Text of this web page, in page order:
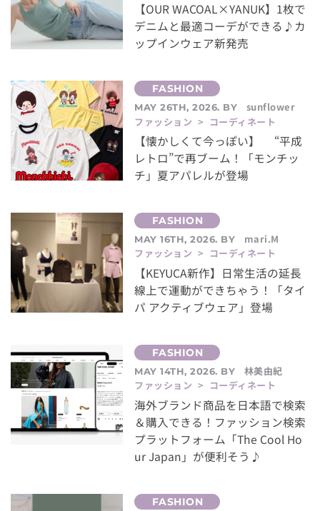
【OUR WACOAL×YANUK】1枚で
デニムと最適コーデができる♪カ
ップインウェア新発売
MAY 26TH, 2026. BY
sunflower
ファッション > コーディネート
【懐かしくて今っぽい】 “平成
レトロ”で再ブーム！「モンチッ
チ」夏アパレルが登場
MAY 16TH, 2026. BY
mari.M
ファッション > コーディネート
【KEYUCA新作】日常生活の延長
線上で運動ができちゃう！「タイ
パ アクティブウェア」登場
MAY 14TH, 2026. BY
林美由紀
ファッション > コーディネート
海外ブランド商品を日本語で検索
＆購入できる！ファッション検索
プラットフォーム「The Cool Ho
ur Japan」が便利そう♪